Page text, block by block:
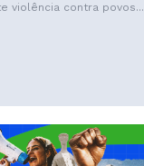
violência contra povos...